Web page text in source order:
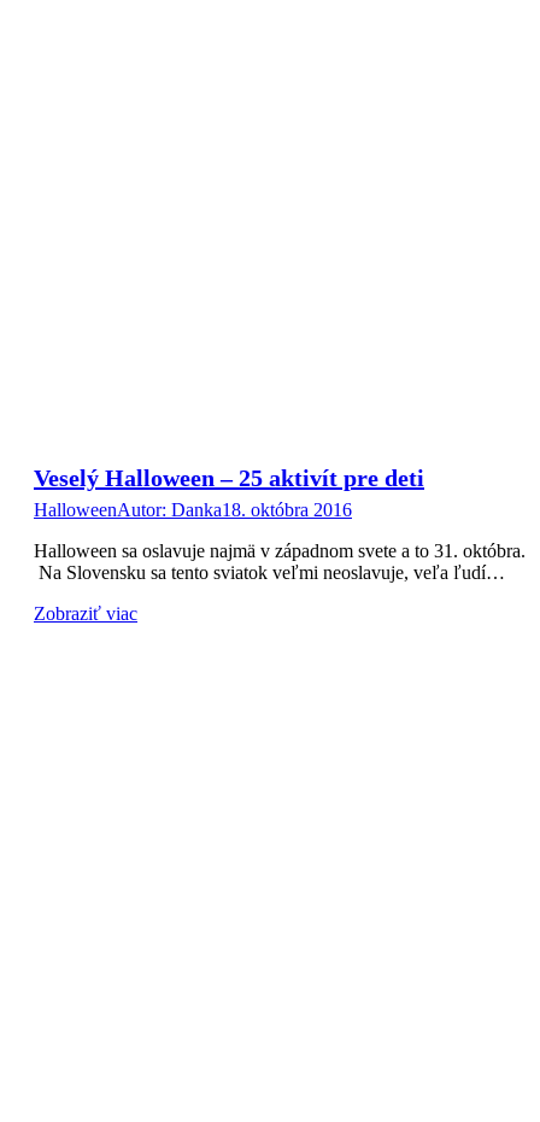
Veselý Halloween – 25 aktivít pre deti
HalloweenAutor: Danka18. októbra 2016
Halloween sa oslavuje najmä v západnom svete a to 31. októbra.
Na Slovensku sa tento sviatok veľmi neoslavuje, veľa ľudí…
Zobraziť viac